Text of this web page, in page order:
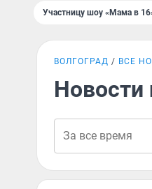
Участницу шоу «Мама в
ВОЛГОГРАД ВСЕ
Новости